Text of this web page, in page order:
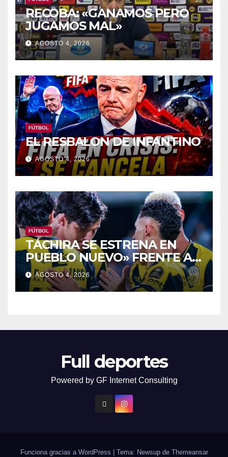
RECOBA: «GANAMOS PERO
JUGAMOS MAL»
AGOSTO 4, 2026
FÚTBOL
EL RESBALON DE INFANTINO
AGOSTO 4, 2026
FÚTBOL
TÁCHIRA SE ESTRENA EN
PUEBLO NUEVO» FRENTE Al
PORTUGUESA
AGOSTO 4, 2026
Full deportes
Powered by GF Internet Consulting
Funciona gracias a WordPress Tema: Newsup de Themeansar